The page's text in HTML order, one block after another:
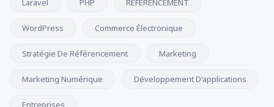
Laravel PHP RÉFÉRENCEMENT
WordPress Commerce Électronique
Stratégie De Référencement Marketing
Marketing Numérique Développement D'applications
Entreprises